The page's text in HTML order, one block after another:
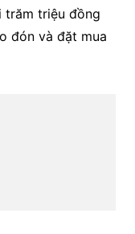
trăm triệu đồng
đón và đặt mua